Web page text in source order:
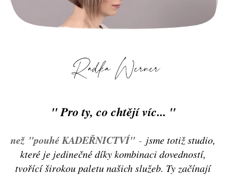
" Pro ty, co chtějí víc... "
než "pouhé KADEŘNICTVÍ" - jsme totiž studio,
které je jedinečné díky kombinaci dovedností,
tvořící širokou paletu našich služeb. Ty začínají